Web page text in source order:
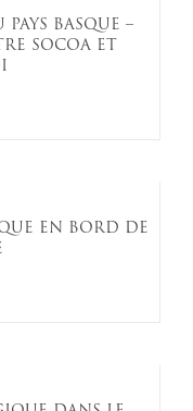
BASQUE –
SOCOA ET
EN BORD DE